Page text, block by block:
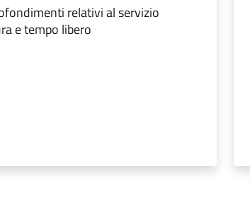
relativi al servizio
e tempo libero